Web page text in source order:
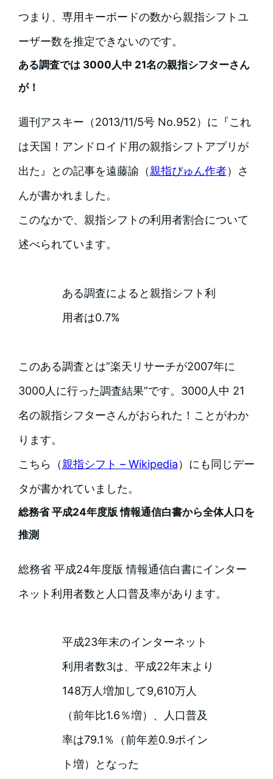
つまり、専用キーボードの数から親指シフトユ
ーザー数を推定できないのです。
ある調査では 3000人中 21名の親指シフターさん
が！
週刊アスキー（2013/11/5号 No.952）に『これ
は天国！アンドロイド用の親指シフトアプリが
出た』との記事を遠藤諭（親指ぴゅん作者）さ
んが書かれました。
このなかで、親指シフトの利用者割合について
述べられています。
ある調査によると親指シフト利
用者は0.7%
このある調査とは”楽天リサーチが2007年に
3000人に行った調査結果”です。3000人中 21
名の親指シフターさんがおられた！ことがわか
ります。
こちら（親指シフト – Wikipedia）にも同じデー
タが書かれていました。
総務省 平成24年度版 情報通信白書から全体人口を
推測
総務省 平成24年度版 情報通信白書にインター
ネット利用者数と人口普及率があります。
平成23年末のインターネット
利用者数3は、平成22年末より
148万人増加して9,610万人
（前年比1.6％増）、人口普及
率は79.1％（前年差0.9ポイン
ト増）となった